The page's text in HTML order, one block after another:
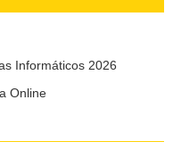
Informáticos 2026
Online